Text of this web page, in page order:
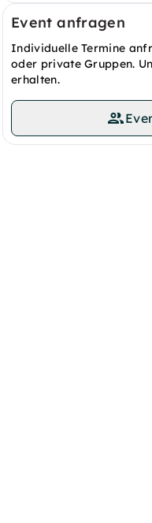
Event anfragen
Individuelle Termine
oder private Gruppen.
erhalten.